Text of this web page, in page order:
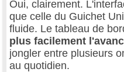
Oui, clairement.
que celle du Guichet
fluide. Le tableau de
plus facilement
jongler entre plusieurs
au quotidien.